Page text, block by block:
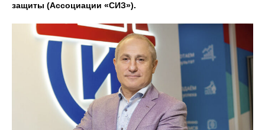
защиты (Ассоциации «СИЗ»).